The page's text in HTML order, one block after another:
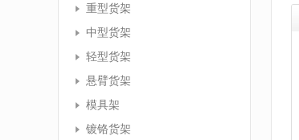
重型货架
中型货架
轻型货架
悬臂货架
模具架
镀铬货架